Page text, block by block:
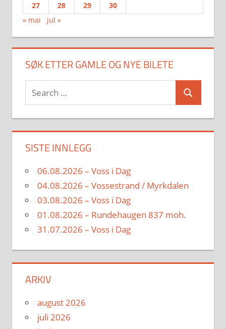
27
28 29
30
« mai
jul »
SØK ETTER GAMLE OG NYE BILETE
Search
for:
Search
SISTE INNLEGG
06.08.2026 – Voss i Dag
04.08.2026 – Vossestrand / Myrkdalen
03.08.2026 – Voss i Dag
01.08.2026 – Rundehaugen 837 moh.
31.07.2026 – Voss i Dag
ARKIV
august 2026
juli 2026